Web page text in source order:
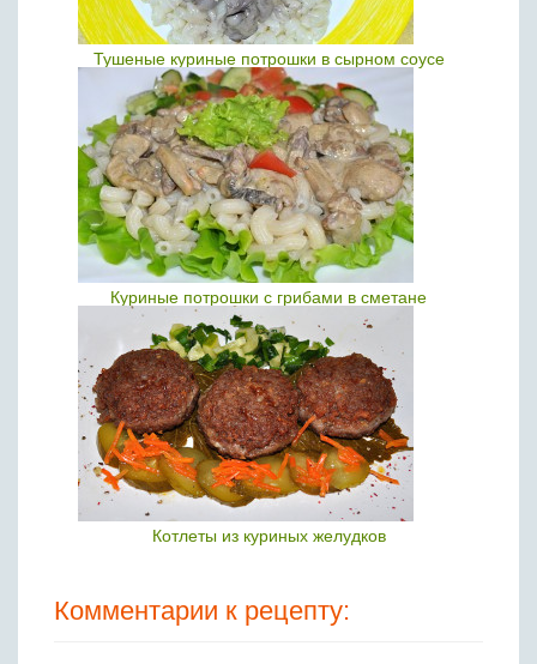
Тушеные куриные потрошки в сырном соусе
Куриные потрошки с грибами в сметане
Котлеты из куриных желудков
Комментарии к рецепту: